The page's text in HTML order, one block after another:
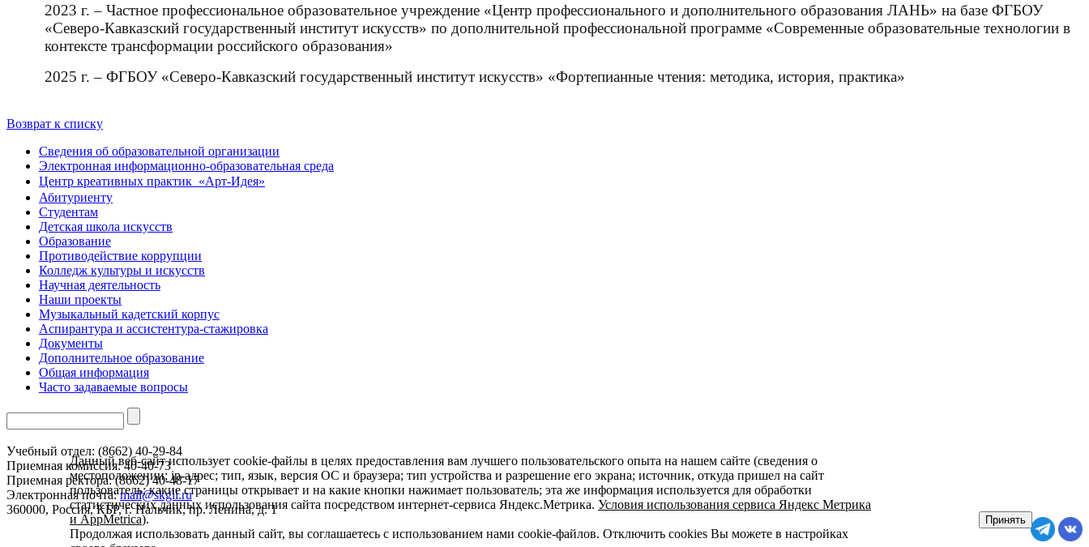
2023 г. – Частное профессиональное образовательное учреждение «Центр профессионального и дополнительного образования ЛАНЬ» на базе ФГБОУ
«Северо-Кавказский государственный институт искусств» по дополнительной профессиональной программе «Современные образовательные технологии в
контексте трансформации российского образования»
2025 г. – ФГБОУ «Северо-Кавказский государственный институт искусств» «Фортепианные чтения: методика, история, практика»
Возврат к списку
Сведения об образовательной организации
Электронная информационно-образовательная среда
Центр креативных практик ㅤ «Арт-Идея»
Абитуриенту
Студентам
Детская школа искусств
Образование
Противодействие коррупции
Колледж культуры и искусств
Научная деятельность
Наши проекты
Музыкальный кадетский корпус
Аспирантура и ассистентура-стажировка
Документы
Дополнительное образование
Общая информация
Часто задаваемые вопросы
Учебный отдел: (8662) 40-29-84
Приемная комиссия: 40-40-73
Приемная ректора: (8662) 40-48-17
Электронная почта:mail@skgii.ru
360000, Россия, КБР, г. Нальчик, пр. Ленина, д. 1
Данный веб-сайт использует cookie-файлы в целях предоставления вам лучшего пользовательского опыта на нашем сайте (сведения о
местоположении; ip-адрес; тип, язык, версия ОС и браузера; тип устройства и разрешение его экрана; источник, откуда пришел на сайт
пользователь; какие страницы открывает и на какие кнопки нажимает пользователь; эта же информация используется для обработки
статистических данных использования сайта посредством интернет-сервиса Яндекс.Метрика. Условия использования сервиса Яндекс Метрика
и AppMetrica).
Продолжая использовать данный сайт, вы соглашаетесь с использованием нами cookie-файлов. Отключить cookies Вы можете в настройках
Принять